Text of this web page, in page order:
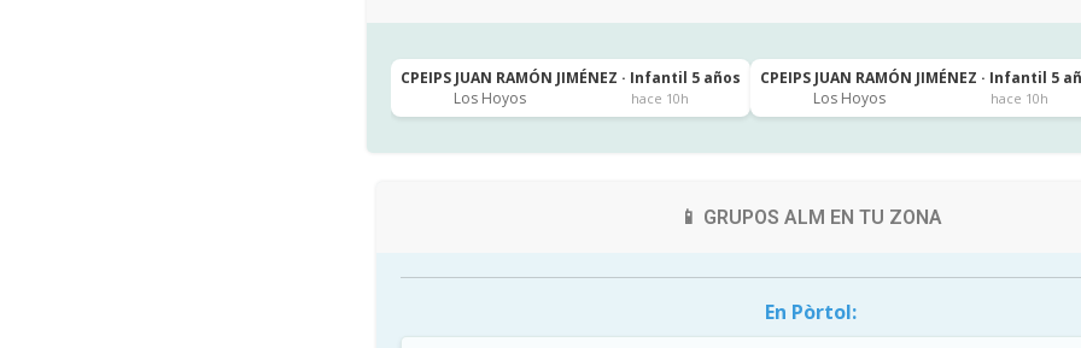
CPEIPS JUAN RAMÓN JIMÉNEZ · Infantil 5 años
Los Hoyos
hace 10h
CPEIPS JUAN RAMÓN JIMÉNEZ · Infantil 5
Los Hoyos
hace 10h
📱 GRUPOS ALM EN TU ZONA
En Pòrtol: